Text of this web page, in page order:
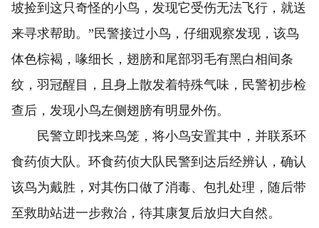
坡捡到这只奇怪的小鸟，发现它受伤无法飞行，就送
来寻求帮助。”民警接过小鸟，仔细观察发现，该鸟
体色棕褐，喙细长，翅膀和尾部羽毛有黑白相间条
纹，羽冠醒目，且身上散发着特殊气味，民警初步检
查后，发现小鸟左侧翅膀有明显外伤。
民警立即找来鸟笼，将小鸟安置其中，并联系环
食药侦大队。环食药侦大队民警到达后经辨认，确认
该鸟为戴胜，对其伤口做了消毒、包扎处理，随后带
至救助站进一步救治，待其康复后放归大自然。